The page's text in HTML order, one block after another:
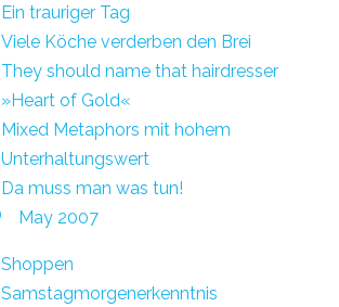
Ein trauriger Tag
Viele Köche verderben den Brei
They should name that hairdresser
»Heart of Gold«
Mixed Metaphors mit hohem
Unterhaltungswert
Da muss man was tun!
May 2007
Shoppen
Samstagmorgenerkenntnis